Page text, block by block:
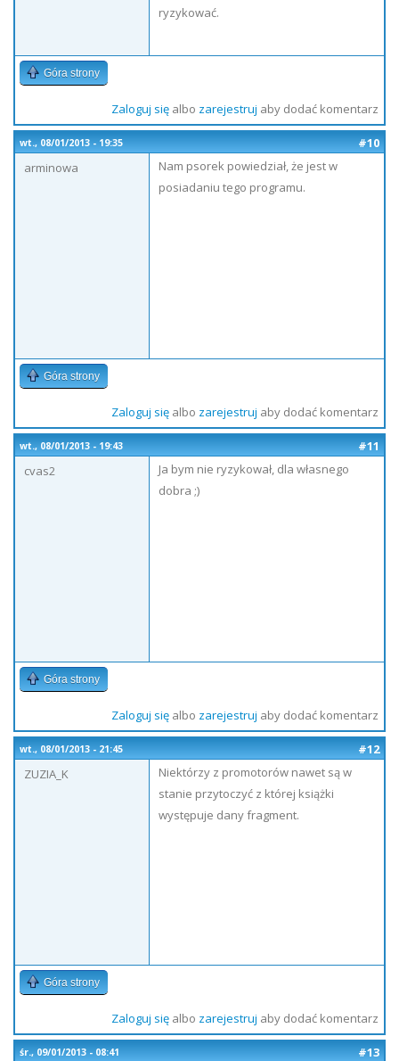
ryzykować.
Góra strony
Zaloguj sięalbo zarejestruj aby dodać komentarz
wt., 08/01/2013 - 19:35
#10
arminowa
Nam psorek powiedział, że jest w
posiadaniu tego programu.
Góra strony
Zaloguj sięalbo zarejestruj aby dodać komentarz
wt., 08/01/2013 - 19:43
#11
cvas2
Ja bym nie ryzykował, dla własnego
dobra ;)
Góra strony
Zaloguj sięalbo zarejestruj aby dodać komentarz
wt., 08/01/2013 - 21:45
#12
ZUZIA_K
Niektórzy z promotorów nawet są w
stanie przytoczyć z której książki
występuje dany fragment.
Góra strony
Zaloguj sięalbo zarejestruj aby dodać komentarz
śr., 09/01/2013 - 08:41
#13